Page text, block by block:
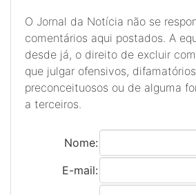
O Jornal da Notícia não se
comentários aqui postados. A
desde já, o direito de excluir
que julgar ofensivos,
preconceituosos ou de alguma
a terceiros.
Nome:
E-mail: